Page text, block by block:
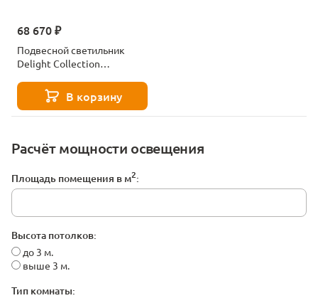
Расчёт мощности освещения
Площадь помещения в м2:
Высота потолков:
до 3 м.
выше 3 м.
Тип комнаты:
68 670 ₽
Подвесной светильник
Delight Collection
В корзину